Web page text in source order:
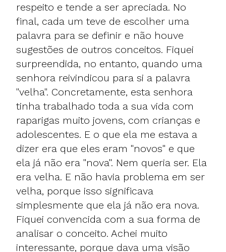
respeito e tende a ser apreciada. No
final, cada um teve de escolher uma
palavra para se definir e não houve
sugestões de outros conceitos. Fiquei
surpreendida, no entanto, quando uma
senhora reivindicou para si a palavra
"velha". Concretamente, esta senhora
tinha trabalhado toda a sua vida com
raparigas muito jovens, com crianças e
adolescentes. E o que ela me estava a
dizer era que eles eram "novos" e que
ela já não era "nova". Nem queria ser. Ela
era velha. E não havia problema em ser
velha, porque isso significava
simplesmente que ela já não era nova.
Fiquei convencida com a sua forma de
analisar o conceito. Achei muito
interessante, porque dava uma visão